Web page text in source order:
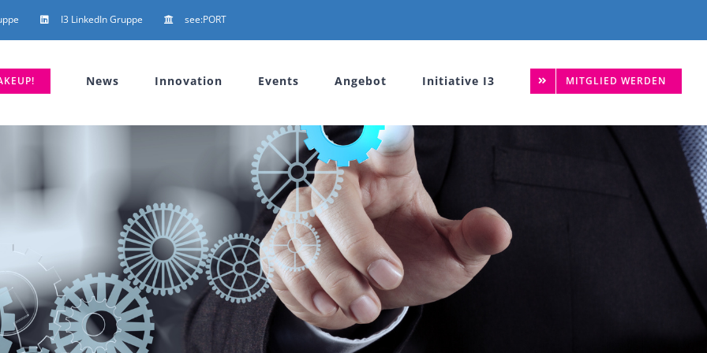
I3 LinkedIn Gruppe see:PORT
News Innovation Events Angebot Initiative I3 MITGLIED WERDEN